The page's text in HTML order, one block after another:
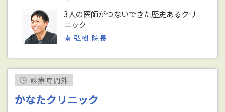
3人の医師がつないできた歴史あるクリ
ニック
南 弘樹 院長
診療時間外
かなたクリニック